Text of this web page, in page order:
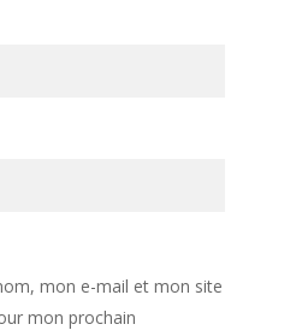
mon e-mail et mon site
mon prochain